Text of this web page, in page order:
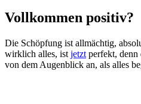
Vollkommen positiv?
Die Schöpfung ist allmächtig,
wirklich alles, ist jetzt perfekt, denn
von dem Augenblick an, als alles